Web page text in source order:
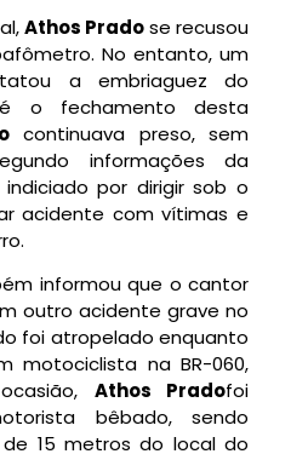
Athos Pradose recusou
No entanto, um
a embriaguez do
o fechamento desta
continuava preso, sem
informações da
por dirigir sob o
acidente com vítimas e
informou que o cantor
outro acidente grave no
foi atropelado enquanto
motociclista na BR-060,
Athos Pradofoi
bêbado, sendo
15 metros do local do